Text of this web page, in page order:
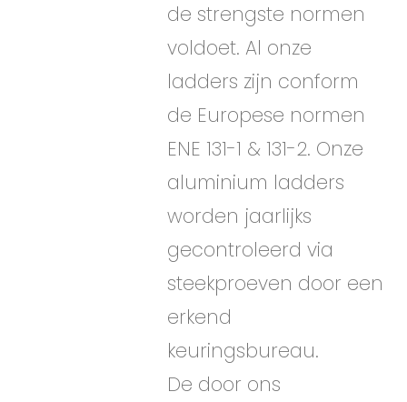
de strengste normen
voldoet. Al onze
ladders zijn conform
de Europese normen
ENE 131-1 & 131-2. Onze
aluminium ladders
worden jaarlijks
gecontroleerd via
steekproeven door een
erkend
keuringsbureau.
De door ons